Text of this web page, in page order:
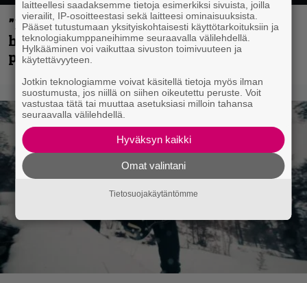
”Mitalini näyttää ihan plektralta” –
huippu-uimari jamittelee Megadethiä
palkinnollaan
laitteellesi saadaksemme tietoja esimerkiksi sivuista, joilla
vierailit, IP-osoitteestasi sekä laitteesi ominaisuuksista.
Pääset tutustumaan yksityiskohtaisesti käyttötarkoituksiin ja
teknologiakumppaneihimme seuraavalla välilehdellä.
Hylkääminen voi vaikuttaa sivuston toimivuuteen ja
käytettävyyteen.
Jotkin teknologiamme voivat käsitellä tietoja myös ilman
suostumusta, jos niillä on siihen oikeutettu peruste. Voit
vastustaa tätä tai muuttaa asetuksiasi milloin tahansa
seuraavalla välilehdellä.
Hyväksyn kaikki
Omat valintani
Tietosuojakäytäntömme